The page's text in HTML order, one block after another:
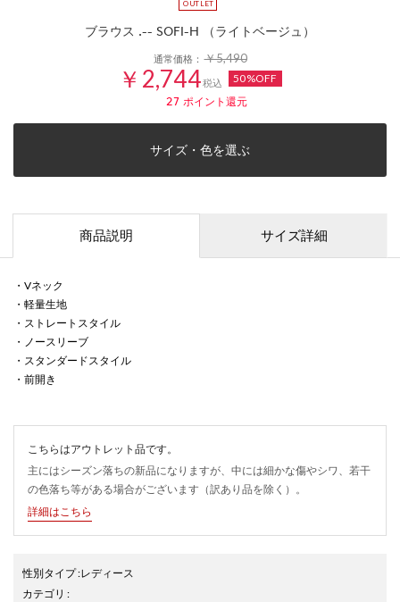
ブラウス .-- SOFI-H （ライトベージュ）
通常価格：￥5,490
￥2,744税込 50%OFF
27 ポイント還元
サイズ・色を選ぶ
商品説明 サイズ詳細
・Vネック
・軽量生地
・ストレートスタイル
・ノースリーブ
・スタンダードスタイル
・前開き
こちらはアウトレット品です。
主にはシーズン落ちの新品になりますが、中には細かな傷やシワ、若干
の色落ち等がある場合がございます（訳あり品を除く）。
詳細はこちら
性別タイプ:レディース
カテゴリ :